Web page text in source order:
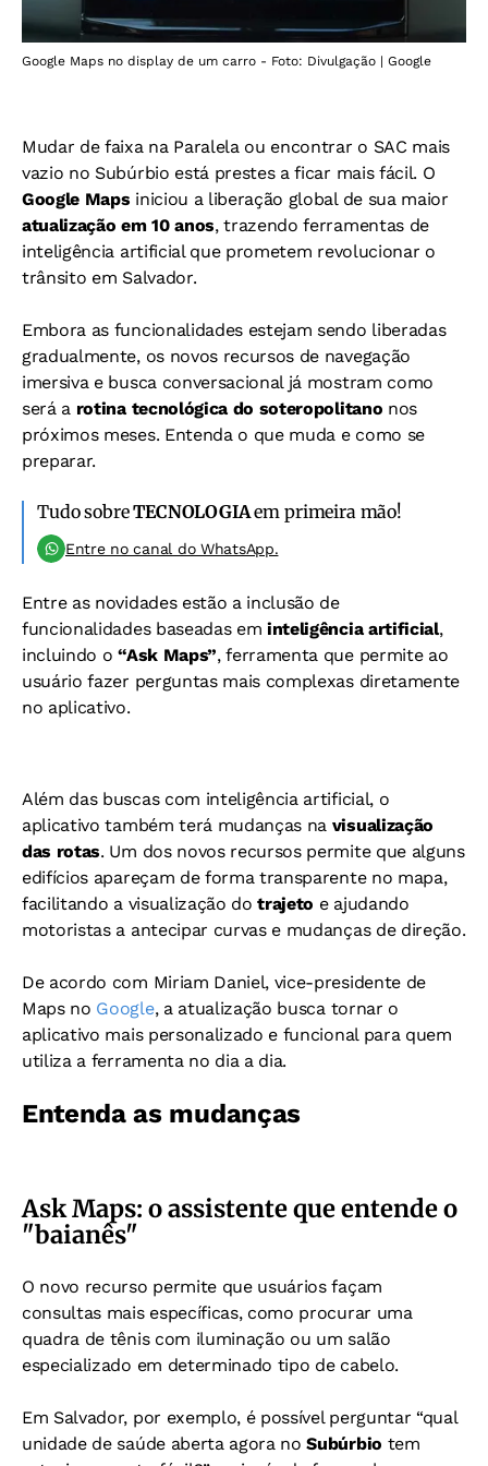
Google Maps no display de um carro - Foto: Divulgação | Google
Mudar de faixa na Paralela ou encontrar o SAC mais
vazio no Subúrbio está prestes a ficar mais fácil. O
Google Maps iniciou a liberação global de sua maior
atualização em 10 anos, trazendo ferramentas de
inteligência artificial que prometem revolucionar o
trânsito em Salvador.
Embora as funcionalidades estejam sendo liberadas
gradualmente, os novos recursos de navegação
imersiva e busca conversacional já mostram como
será a rotina tecnológica do soteropolitano nos
próximos meses. Entenda o que muda e como se
preparar.
Tudo sobreTECNOLOGIAem primeira mão!
Entre no canal do WhatsApp.
Entre as novidades estão a inclusão de
funcionalidades baseadas eminteligência artificial,
incluindo o “Ask Maps”, ferramenta que permite ao
usuário fazer perguntas mais complexas diretamente
no aplicativo.
Além das buscas com inteligência artificial, o
aplicativo também terá mudanças na visualização
das rotas. Um dos novos recursos permite que alguns
edifícios apareçam de forma transparente no mapa,
facilitando a visualização dotrajeto e ajudando
motoristas a antecipar curvas e mudanças de direção.
De acordo com Miriam Daniel, vice-presidente de
Maps no Google, a atualização busca tornar o
aplicativo mais personalizado e funcional para quem
utiliza a ferramenta no dia a dia.
Entenda as mudanças
Ask Maps: o assistente que entende o
"baianês"
O novo recurso permite que usuários façam
consultas mais específicas, como procurar uma
quadra de tênis com iluminação ou um salão
especializado em determinado tipo de cabelo.
Em Salvador, por exemplo, é possível perguntar “qual
unidade de saúde aberta agora noSubúrbio tem